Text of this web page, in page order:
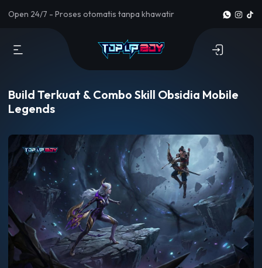
Open 24/7 - Proses otomatis tanpa khawatir
Build Terkuat & Combo Skill Obsidia Mobile
Legends